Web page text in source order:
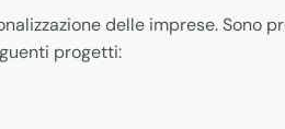
delle imprese. Sono
progetti: